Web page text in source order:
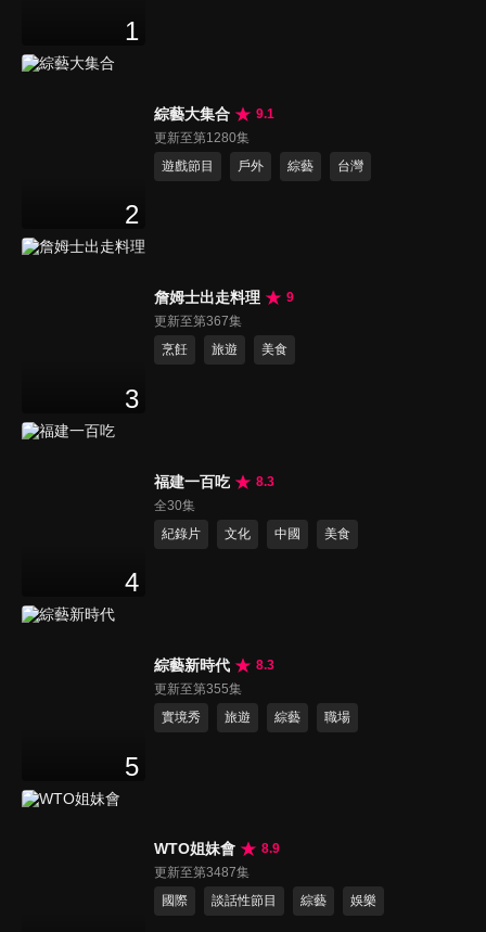
1
2
綜藝大集合
9.1
更新至第1280集
遊戲節目
戶外 綜藝 台灣
3
詹姆士出走料理
9
更新至第367集
烹飪
旅遊 美食
4
福建一百吃
8.3
全30集
紀錄片
文化 中國 美食
5
綜藝新時代
8.3
更新至第355集
實境秀
旅遊 綜藝 職場
WTO姐妹會
8.9
更新至第3487集
國際
談話性節目 綜藝 娛樂